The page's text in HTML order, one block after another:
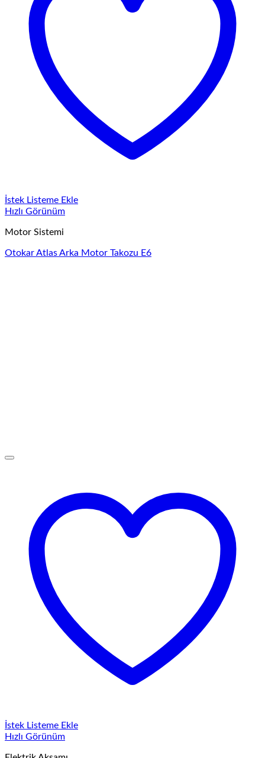
İstek Listeme Ekle
Hızlı Görünüm
Motor Sistemi
Otokar Atlas Arka Motor Takozu E6
İstek Listeme Ekle
Hızlı Görünüm